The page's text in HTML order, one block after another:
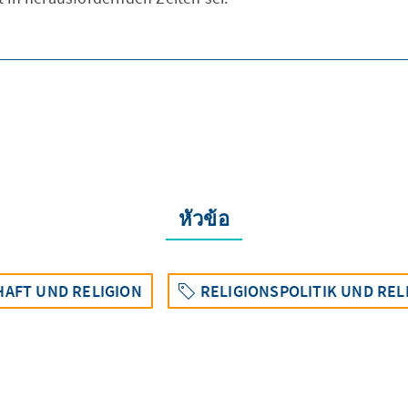
หัวข้อ
UND RELIGION RELIGIONSPOLITIK UND